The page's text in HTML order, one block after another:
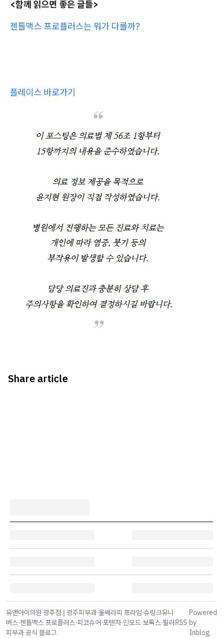
<함께 읽으면 좋은 글들>
젠틀맥스 프로플러스는 뭐가 다를까?
플레이스 바로가기
Share article
유앤아이의원 광주점 | 광주피부과·울쎄라피 프라임·슈링크유니
버스·젠틀맥스 프로플러스·피코슈어·포텐자·인모드·보톡스·필러
피부과 공식 블로그
RSS·
Powered
by
Inblog